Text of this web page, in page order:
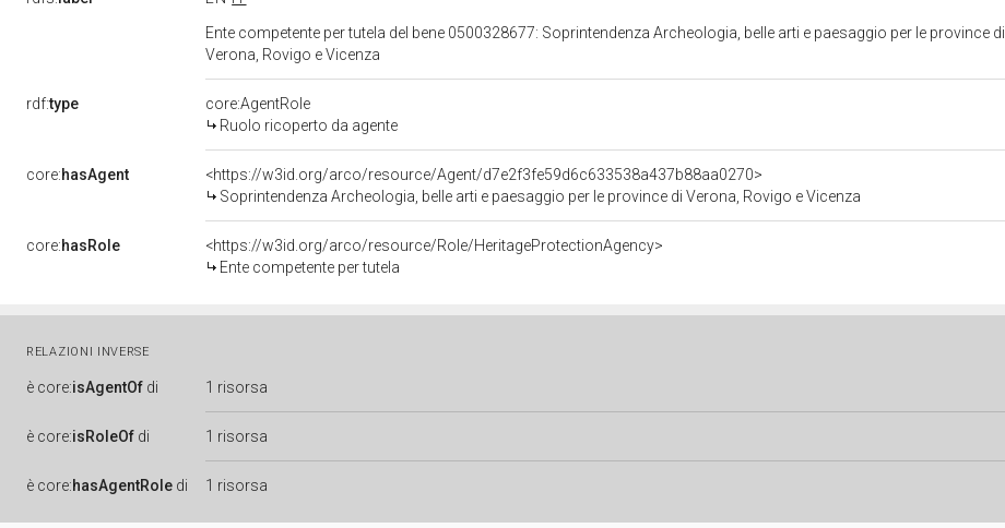
Ente competente per tutela del bene 0500328677: Soprintendenza Archeologia, belle arti e paesaggio per le province di
Verona, Rovigo e Vicenza
rdf:type
core:AgentRole
Ruolo ricoperto da agente
core:hasAgent
<https://w3id.org/arco/resource/Agent/d7e2f3fe59d6c633538a437b88aa0270>
Soprintendenza Archeologia, belle arti e paesaggio per le province di Verona, Rovigo e Vicenza
core:hasRole
<https://w3id.org/arco/resource/Role/HeritageProtectionAgency>
Ente competente per tutela
RELAZIONI INVERSE
è core:isAgentOf di 1 risorsa
è core:isRoleOf di 1 risorsa
è core:hasAgentRole di 1 risorsa